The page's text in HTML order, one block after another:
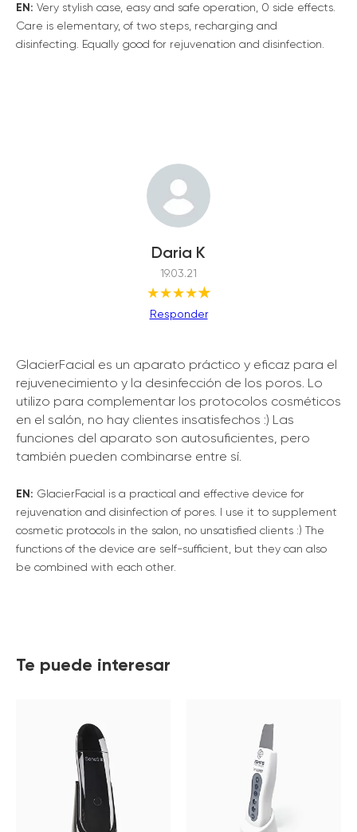
EN: Very stylish case, easy and safe operation, 0 side effects.
Care is elementary, of two steps, recharging and
disinfecting. Equally good for rejuvenation and disinfection.
Daria K
19.03.21
★★★★★
Responder
GlacierFacial es un aparato práctico y eficaz para el
rejuvenecimiento y la desinfección de los poros. Lo
utilizo para complementar los protocolos cosméticos
en el salón, no hay clientes insatisfechos :) Las
funciones del aparato son autosuficientes, pero
también pueden combinarse entre sí.
EN: GlacierFacial is a practical and effective device for
rejuvenation and disinfection of pores. I use it to supplement
cosmetic protocols in the salon, no unsatisfied clients :) The
functions of the device are self-sufficient, but they can also
be combined with each other.
Te puede interesar